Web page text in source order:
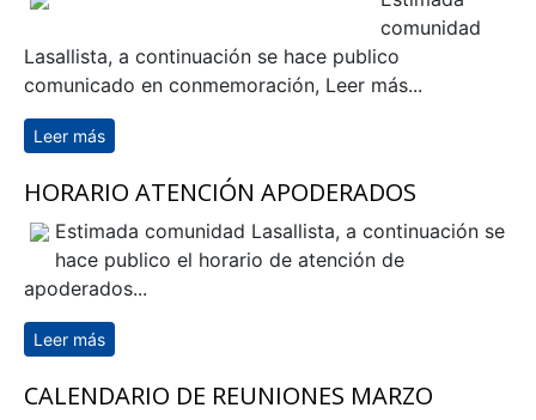
comunidad
Lasallista, a continuación se hace publico
comunicado en conmemoración, Leer más...
Leer más
HORARIO ATENCIÓN APODERADOS
Estimada comunidad Lasallista, a continuación se
hace publico el horario de atención de
apoderados...
Leer más
CALENDARIO DE REUNIONES MARZO